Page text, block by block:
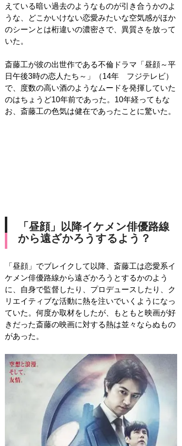
えている暗い過去のようなものが引き合うかのよ
うな、どこかいけない恋愛みたいな空気感がほか
のシーンとは桁違いの濃密さで、異質さを放って
いた。
斎藤工が彼の出世作である不倫ドラマ「昼顔～平
日午後3時の恋人たち～」（14年 フジテレビ）
で、度数の高い酒のようなムードを発揮していた
のはちょうど10年前であった。10年経ってもな
お、斎藤工の色気は健在であったことに驚いた。
「昼顔」以降イケメン俳優路線
から遠ざかろうするよう？
「昼顔」でブレイクして以降、斎藤工は恋愛系イ
ケメン俳優路線から遠ざかろうとするかのよう
に、自身で監督したり、プロデュースしたり、ク
リエイティブな活動に熱を注いでいくようになっ
ていた。何度か取材をしたが、もともと映画が好
きだった斎藤の映画に対する熱は並々ならぬもの
があった。